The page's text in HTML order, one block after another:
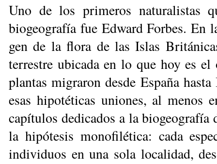
Uno de los primeros naturalistas
biogeografía fue Edward Forbes.
gen de la flora de las Islas
terrestre ubicada en lo que hoy es
plantas migraron desde España
esas hipotéticas uniones, al menos
capítulos dedicados a la
la hipótesis monofilética: cada
individuos en una sola localidad,